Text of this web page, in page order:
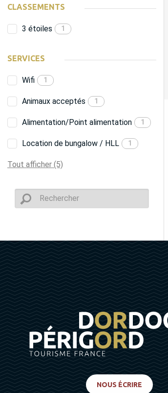
CLASSEMENTS
3 étoiles 1
SERVICES
Wifi 1
Animaux acceptés 1
Alimentation/Point alimentation 1
Location de bungalow / HLL 1
Tout afficher (5)
NOUS ÉCRIRE